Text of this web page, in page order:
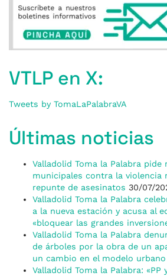
VTLP en X:
Tweets by TomaLaPalabraVA
Últimas noticias
Valladolid Toma la Palabra
municipales contra la violencia
repunte de asesinatos 30/07/
Valladolid Toma la Palabra
a la nueva estación y acusa al
«bloquear las grandes
Valladolid Toma la Palabra
de árboles por la obra de un
un cambio en el modelo urbano
Valladolid Toma la Palabra: «PP